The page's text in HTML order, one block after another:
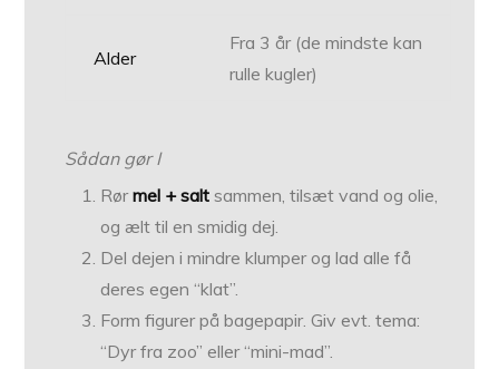
Alder
Fra 3 år (de mindste kan
rulle kugler)
Sådan gør I
Rørmel + salt sammen, tilsæt vand og olie,
og ælt til en smidig dej.
Del dejen i mindre klumper og lad alle få
deres egen “klat”.
Form figurer på bagepapir. Giv evt. tema:
“Dyr fra zoo” eller “mini-mad”.